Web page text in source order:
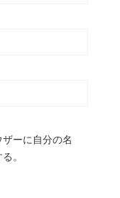
ーに自分の名
。